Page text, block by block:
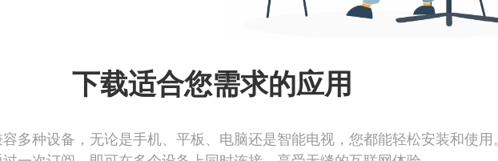
下载适合您需求的应用
多种设备，无论是手机、平板、电脑还是智能电视，您都能轻松安装和使用。